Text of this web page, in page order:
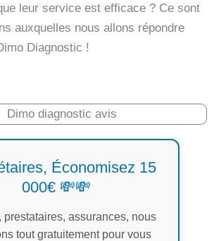
leur service est efficace ? Ce sont
auxquelles nous allons répondre
Diagnostic !
Économisez 15
000€ 💸💸
prestataires, assurances, nous
tout gratuitement pour vous